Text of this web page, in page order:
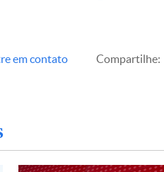
em contato Compartilhe: